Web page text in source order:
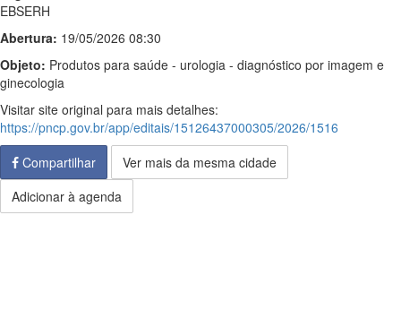
EBSERH
Abertura: 19/05/2026 08:30
Objeto: Produtos para saúde - urologia - diagnóstico por imagem e
ginecologia
Visitar site original para mais detalhes:
https://pncp.gov.br/app/editais/15126437000305/2026/1516
Compartilhar
Ver mais da mesma cidade
Adicionar à agenda